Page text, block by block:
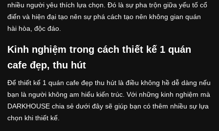
nhiều người yêu thích lựa chọn. Đó là sự pha trộn giữa yếu tố cổ
điển và hiện đại tạo nên sự phá cách tạo nên không gian quán
hài hòa, độc đáo.
Kinh nghiệm trong cách thiết kế 1 quán
cafe đẹp, thu hút
Để thiết kế 1 quán cafe đẹp thu hút là điều không hề dễ dàng nếu
bạn là người không am hiểu kiến trúc. Với những kinh nghiệm mà
DARKHOUSE chia sẻ dưới đây sẽ giúp bạn có thêm nhiều sự lựa
chọn khi thiết kế.